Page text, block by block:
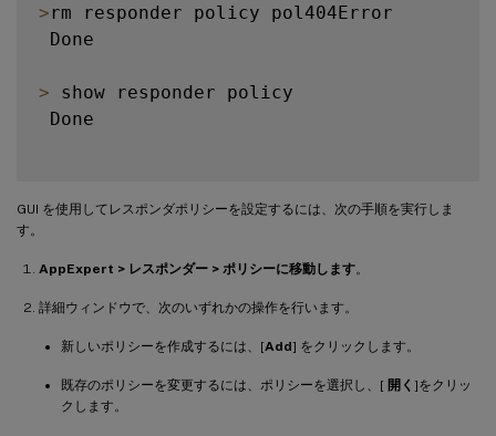
> rm responder policy pol404Error
Done
> show responder policy
Done
GUI を使用してレスポンダポリシーを設定するには、次の手順を実行しま
す。
AppExpert > レスポンダー > ポリシーに移動します。
詳細ウィンドウで、次のいずれかの操作を行います。
新しいポリシーを作成するには、[Add] をクリックします。
既存のポリシーを変更するには、ポリシーを選択し、[ 開く ]をクリッ
クします。